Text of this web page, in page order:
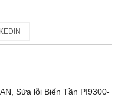
Sửa lỗi Biến Tần PI9300-